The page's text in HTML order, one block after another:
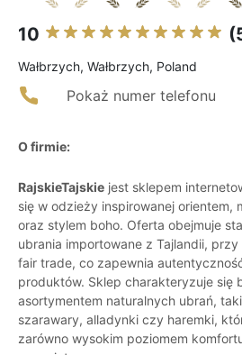
10
Wałbrzych, Wałbrzych, Poland
Pokaż numer telefonu
O firmie:
RajskieTajskie jest sklepem
się w odzieży inspirowanej orientem,
oraz stylem boho. Oferta obejmuje
ubrania importowane z Tajlandii,
fair trade, co zapewnia
produktów. Sklep charakteryzuje się
asortymentem naturalnych ubrań,
szarawary, alladynki czy haremki,
zarówno wysokim poziomem